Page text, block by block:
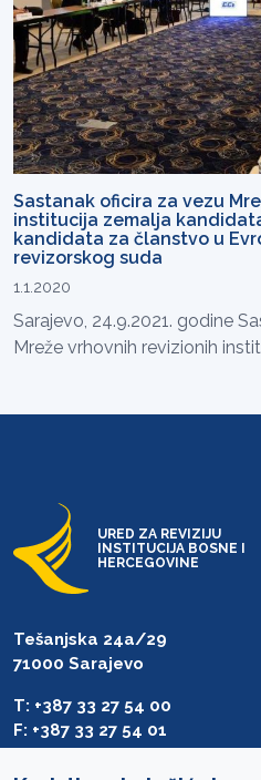
Sastanak oficira za vezu
institucija zemalja
kandidata za članstvo u
revizorskog suda
1.1.2020
Sarajevo, 24.9.2021. godine
Mreže vrhovnih revizionih
URED ZA REVIZIJU
INSTITUCIJA BOSNE I
HERCEGOVINE
Tešanjska 24a/29
71000 Sarajevo
T: +387 33 27 54 00
F: +387 33 27 54 01